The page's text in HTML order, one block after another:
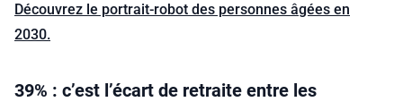
Découvrez le portrait-robot des personnes âgées en
2030.
39% : c’est l’écart de retraite entre les